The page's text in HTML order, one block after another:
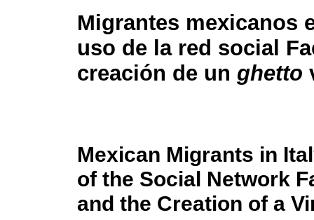
Migrantes mexicanos
uso de la red social
creación de un ghetto
Mexican Migrants in
of the Social Network
and the Creation of a